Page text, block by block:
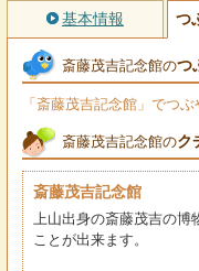
基本情報 つ
斎藤茂吉記念館のつ
「斎藤茂吉記念館」でつ
斎藤茂吉記念館のク
斎藤茂吉記念館
上山出身の斎藤茂吉の博
ことが出来ます。